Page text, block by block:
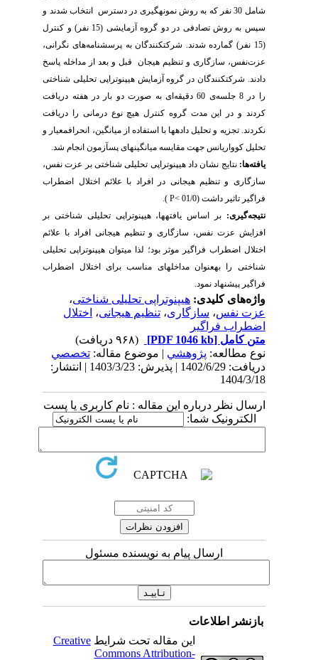
شامل 30 نفر که به روش نمونه­گیری در دسترس انتخاب شدند و
سپس به روش تصادفی در دو گروه آزمایشی (15 نفر) و کنترل
(15 نفر) گمارده شدند. شرکت­کنندگان به پرسشنامه‌های نگرانی،
عزت‌نفس، سازگاری و تنظیم هیجان قبل و بعد از مداخله پاسخ
دادند.شرکت­کنندگان در گروه آزمایش هیپنوتراپی تحلیلی شناختی
را در 8 جلسه‌ی 60 دقیقه‌ای به صورت دو بار در هفته دریافت
کردند و در این مدت گروه کنترل هیچ­ نوع درمانی را دریافت
نکردند. تجزیه و تحلیل داده­ها با استفاده از میانگین، انحراف­معیار و
تحلیل کوواریانس جهت مقایسه میانگین­های پس­آزمون انجام شد.
یافته‌­ها:نتایج نشان دادهیپنوتراپی تحلیلی شناختی بر عزت نفس،
سازگاری و تنظیم هیجانی در افراد با علائم اختلال اضطراب
فراگیرتاثیر داشت (01/0 P<
).
نتیجه‌­گیری:بر اساس یافته­ها،هیپنوتراپی تحلیلی شناختی بر
افزایش عزت نفس، سازگاری و تنظیم هیجانی افراد با علائم
اختلال اضطراب فراگیر موثر بود؛ لذا می­توان هیپنوتراپی تحلیلی
شناختی
را عنوان مداخله­ای مناسب برای اختلال
اضطراب
فراگیر پیشنهاد نمود.
واژه‌های کلیدی:هیپنوتراپی تحلیلی شناختی،
عزت نفس،سازگاری،تنظیم هیجانی،اختلال
اضطراب فراگیر
متن کامل[PDF 1046 kb]
نوع مطالعه:پژوهشي| موضوع مقاله:تخصصي
دریافت: 1402/6/29 | پذیرش: 1403/3/23 | انتشار:
1404/3/18
ارسال نظر درباره این مقاله : نام کاربری یا پست
الکترونیک شما:
ارسال پیام به نویسنده مسئول
بازنشر اطلاعات
این مقاله تحت شرایطCreative
Commons Attribution-